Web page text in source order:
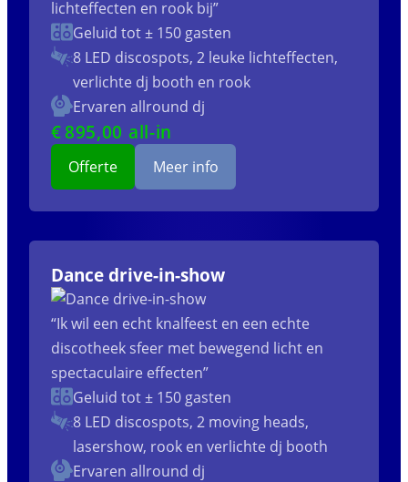
lichteffecten en rook bij”
Geluid tot ± 150 gasten
8 LED discospots, 2 leuke lichteffecten,
verlichte dj booth en rook
Ervaren allround dj
€895,00 all-in
Offerte Meer info
Dance drive-in-show
“Ik wil een echt knalfeest en een echte
discotheek sfeer met bewegend licht en
spectaculaire effecten”
Geluid tot ± 150 gasten
8 LED discospots, 2 moving heads,
lasershow, rook en verlichte dj booth
Ervaren allround dj